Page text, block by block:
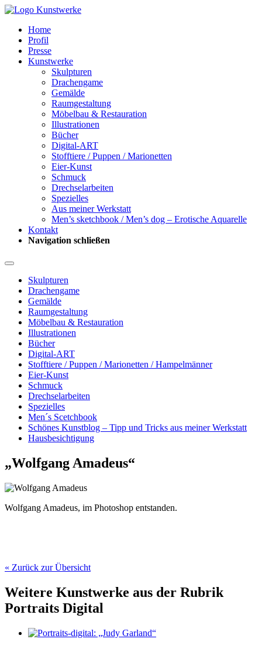
Home
Profil
Presse
Kunstwerke
Skulpturen
Drachengame
Gemälde
Raumgestaltung
Möbelbau & Restauration
Illustrationen
Bücher
Digital-ART
Stofftiere / Puppen / Marionetten
Eier-Kunst
Schmuck
Drechselarbeiten
Spezielles
Aus meiner Werkstatt
Men’s sketchbook / Men’s dog – Erotische Aquarelle
Kontakt
Navigation schließen
Skulpturen
Drachengame
Gemälde
Raumgestaltung
Möbelbau & Restauration
Illustrationen
Bücher
Digital-ART
Stofftiere / Puppen / Marionetten / Hampelmänner
Eier-Kunst
Schmuck
Drechselarbeiten
Spezielles
Men´s Scetchbook
Schönes Kunstblog – Tipp und Tricks aus meiner Werkstatt
Hausbesichtigung
„Wolfgang Amadeus“
Wolfgang Amadeus, im Photoshop entstanden.
« Zurück zur Übersicht
Weitere Kunstwerke aus der Rubrik
Portraits Digital